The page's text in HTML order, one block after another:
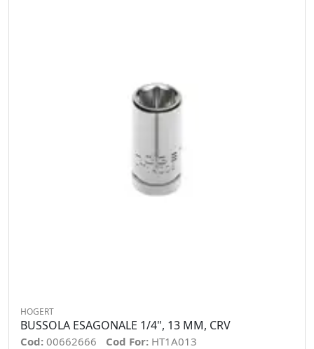
HOGERT
BUSSOLA ESAGONALE 1/4", 13 MM, CRV
Cod: 00662666 Cod For: HT1A013